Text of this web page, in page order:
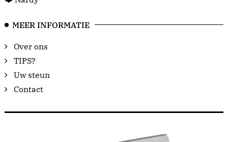
MEER INFORMATIE
Over ons
TIPS?
Uw steun
Contact